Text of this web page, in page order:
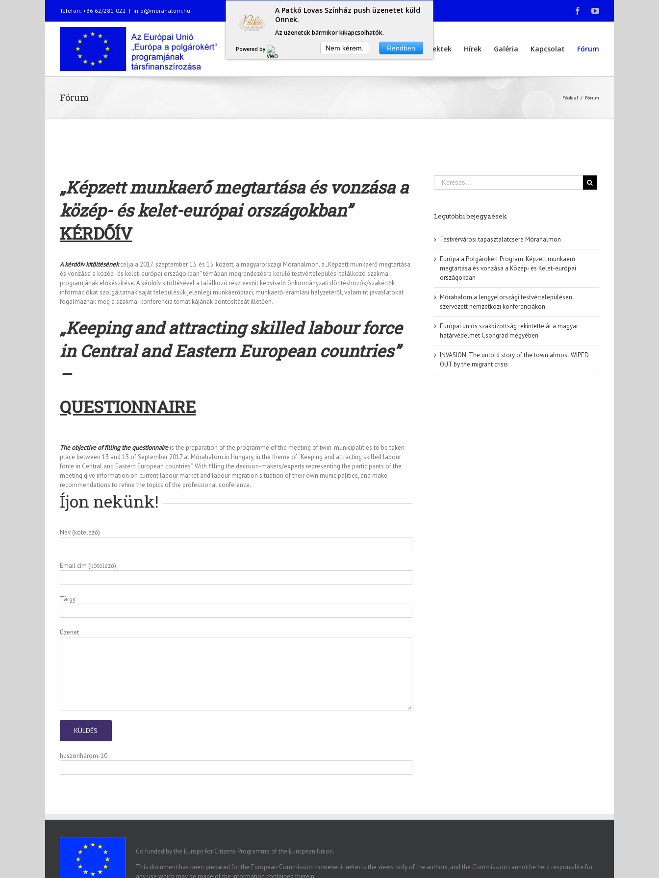
Telefon: +36 62/281-022 | info@morahalom.hu FacebookYoutube
Europe for Citizens Partnerek Workshop Projektek Hírek Galéria Kapcsolat Fórum
Fórum Főoldal / Fórum
„Képzett munkaerőmegtartása és vonzása a
közép- és kelet-európai országokban”
KÉRDŐÍV
A kérdőív kitöltésének célja a 2017. szeptember 13. és 15. között, a magyarországi Mórahalmon, a „Képzett munkaerő megtartása
és vonzása a közép- és kelet-európai országokban” témában megrendezésre kerülő testvértelepülési találkozó szakmai
programjának előkészítése. A kérdőív kitöltésével a találkozó résztvevőit képviselő önkormányzati döntéshozók/szakértők
információkat szolgáltatnak saját településük jelenlegi munkaerőpiaci, munkaerő-áramlási helyzetéről, valamint javaslatokat
fogalmaznak meg a szakmai konferencia tematikájának pontosítását illetően.
„Keeping and attracting skilled labour force
in Central and Eastern European countries”
–
QUESTIONNAIRE
The objective of filling the questionnaireis the preparation of the programme of the meeting of twin-municipalities to be taken
place between 13 and 15 of September 2017 at Mórahalom in Hungary, in the theme of “Keeping and attracting skilled labour
force in Central and Eastern European countries”. With filling the decision-makers/experts representing the participants of the
meeting give information on current labour market and labour migration situation of their own municipalities, and make
recommendations to refine the topics of the professional conference.
Íjon nekünk!
Név (kötelező)
Email cím (kötelező)
Tárgy
Üzenet
huszonhárom-10
Legutóbbi bejegyzések
Testvérvárosi tapasztalatcsere Mórahalmon
Európa a Polgárokért Program: Képzett munkaerő
megtartása és vonzása a Közép- és Kelet-európai
országokban
Mórahalom a lengyelországi testvértelepülésen
szervezett nemzetközi konferenciákon
Európai uniós szakbizottság tekintette át a magyar
határvédelmet Csongrád megyében
INVASION: The untold story of the town almost WIPED
OUT by the migrant crisis
Co funded by the Europe for Citizens Programme of the European Union.
This document has been prepared for the European Commission however it reflects the views only of the authors, and the Commission cannot be held responsible for
A Patkó Lovas Színház push üzenetet küld
Önnek.
Az üzenetek bármikor kikapcsolhatók.
Powered by Nem kérem. Rendben